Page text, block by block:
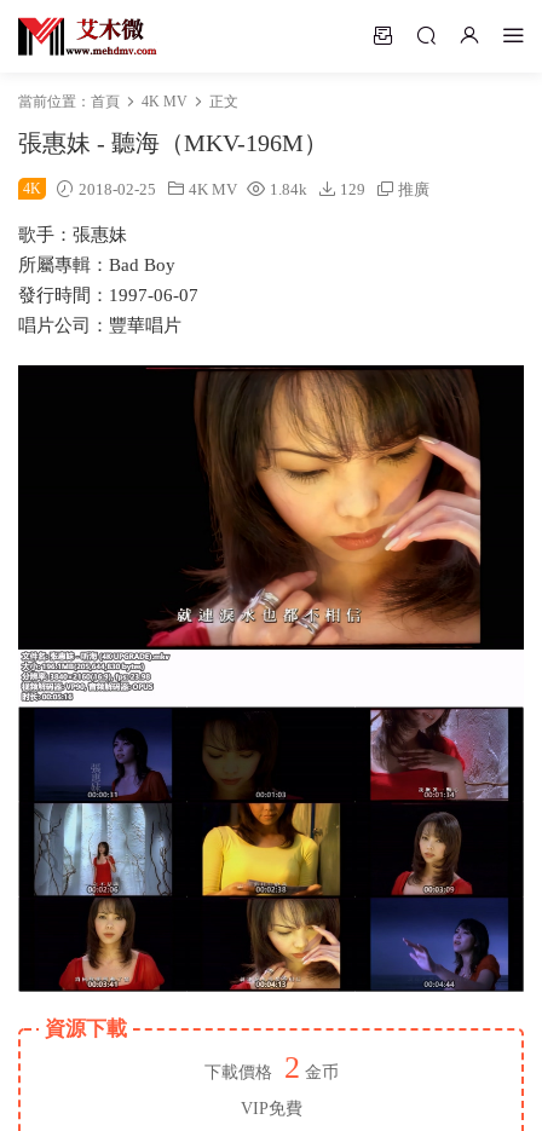
當前位置： 首頁 4K MV 正文
張惠妹 - 聽海（MKV-196M）
4K 2018-02-25 4K MV 1.84k 129 推廣
歌手：張惠妹
所屬專輯：Bad Boy
發行時間：1997-06-07
唱片公司：豐華唱片
資源下載
下載價格 2 金币
VIP免費